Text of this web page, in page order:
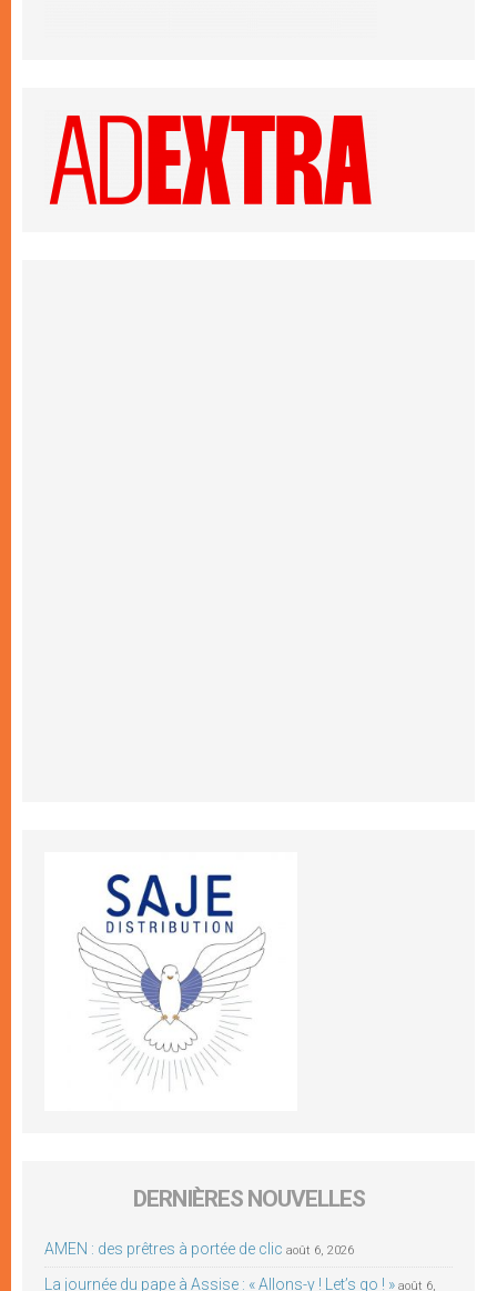
DERNIÈRES NOUVELLES
AMEN : des prêtres à portée de clic août 6, 2026
La journée du pape à Assise : « Allons-y ! Let’s go ! » août 6,